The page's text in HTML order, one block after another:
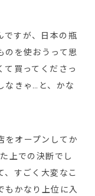
ですが、日本の瓶
のを使おうって思
て買ってくださっ
なきゃ…と、かな
をオープンしてか
上での決断でし
、すごく大変なこ
もかなり上位に入